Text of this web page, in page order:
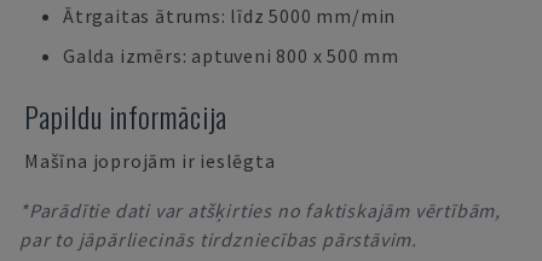
Ātrgaitas ātrums: līdz 5000 mm/min
Galda izmērs: aptuveni 800 x 500 mm
Papildu informācija
Mašīna joprojām ir ieslēgta
*Parādītie dati var atšķirties no faktiskajām vērtībām,
par to jāpārliecinās tirdzniecības pārstāvim.